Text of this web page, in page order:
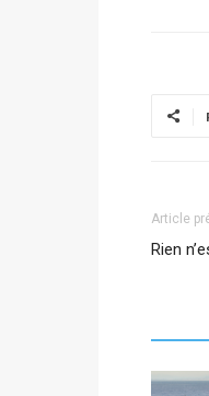
Article
Rien